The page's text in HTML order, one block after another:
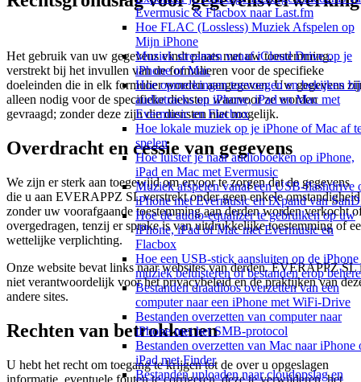
Evermusic & Flacbox naar Last.fm
Hoe FLAC (Lossless) Muziek Afspelen op
Mijn iPhone
Muziek streamen vanaf iCloud Drive op je
iPhone of Mac
Hoe opmerkingen toevoegen en bekijken
audiotracks op iPhone, iPad en Mac met
Evermusic en Flacbox
Hoe lokale muziek op je iPhone of Mac af
spelen
Hoe luister je naar audioboeken op iPhone,
iPad en Mac met Evermusic
Muziek afspelen vanaf een USB-flashdrive
iPhone met Evermusic en iXpand van
Hoe de audio-equalizer te gebruiken op uw
iPhone, iPad of Mac met Evermusic en
Flacbox
Hoe een USB-stick aansluiten op de iPhone
muziek beluisteren of bestanden erop
Bestanden draadloos overzetten van een
computer naar een iPhone met WiFi-Drive
Bestanden overzetten van computer naar
iPhone met het SMB-protocol
Bestanden overzetten van Mac naar iPhone
iPad met Finder
Bestanden uploaden naar cloudopslag en
Het gebruik van uw gegevens vindt plaats met uw toestemming,
verstrekt bij het invullen van de formulieren voor de specifieke
doeleinden die in elk formulier worden aangegeven. Uw gegevens
alleen nodig voor de specifieke diensten waarvoor ze worden
gevraagd; zonder deze zijn die diensten niet mogelijk.
Overdracht en cessie van gegevens
We zijn er sterk aan toegewijd om ervoor te zorgen dat de gegevens
die u aan EVERAPPZ SL verstrekt onder geen enkele omstandigheid
zonder uw voorafgaande toestemming aan derden worden verkocht
overgedragen, tenzij er sprake is van uitdrukkelijke toestemming of
wettelijke verplichting.
Onze website bevat links naar websites van derden. EVERAPPZ SL
niet verantwoordelijk voor het privacybeleid en de praktijken van
andere sites.
Rechten van betrokkenen
U hebt het recht om toegang te krijgen tot de over u opgeslagen
informatie, eventuele fouten te corrigeren, deze te verwijderen, het